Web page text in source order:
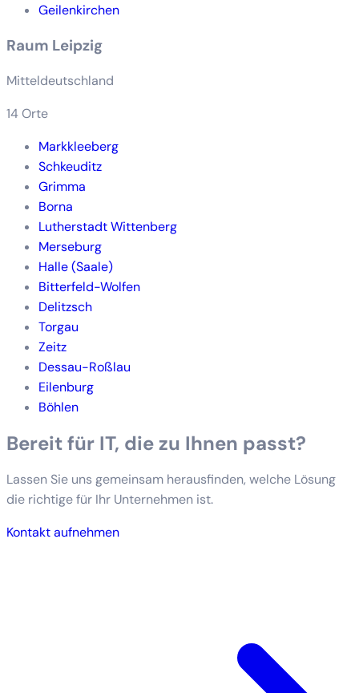
Geilenkirchen
Raum Leipzig
Mitteldeutschland
14 Orte
Markkleeberg
Schkeuditz
Grimma
Borna
Lutherstadt Wittenberg
Merseburg
Halle (Saale)
Bitterfeld-Wolfen
Delitzsch
Torgau
Zeitz
Dessau-Roßlau
Eilenburg
Böhlen
Bereit für IT, die zu Ihnen passt?
Lassen Sie uns gemeinsam herausfinden, welche Lösung
die richtige für Ihr Unternehmen ist.
Kontakt aufnehmen